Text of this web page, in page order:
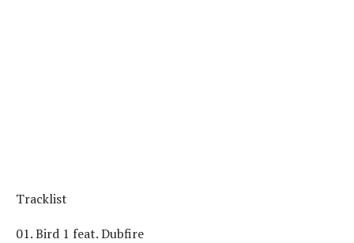
Tracklist
01. Bird 1 feat. Dubfire